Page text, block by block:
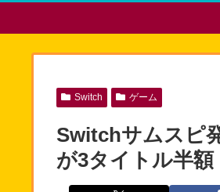
Switch ゲーム
Switchサムスピ
が3タイトル半額